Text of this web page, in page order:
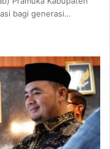
bagi generasi…